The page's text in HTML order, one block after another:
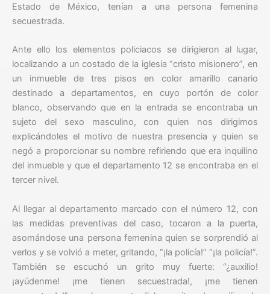
Estado de México, tenían a una persona femenina
secuestrada.
Ante ello los elementos policiacos se dirigieron al lugar,
localizando a un costado de la iglesia “cristo misionero”, en
un inmueble de tres pisos en color amarillo canario
destinado a departamentos, en cuyo portón de color
blanco, observando que en la entrada se encontraba un
sujeto del sexo masculino, con quien nos dirigimos
explicándoles el motivo de nuestra presencia y quien se
negó a proporcionar su nombre refiriendo que era inquilino
del inmueble y que el departamento 12 se encontraba en el
tercer nivel.
Al llegar al departamento marcado con el número 12, con
las medidas preventivas del caso, tocaron a la puerta,
asomándose una persona femenina quien se sorprendió al
verlos y se volvió a meter, gritando, “¡la policía!” “¡la policía!”.
También se escuchó un grito muy fuerte: “¿auxilio!
¡ayúdenme! ¡me tienen secuestrada!, ¡me tienen